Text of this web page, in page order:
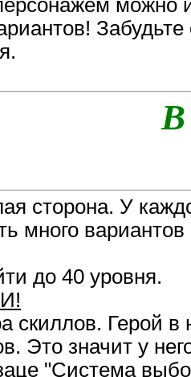
В
сторона. У
много
до 40 уровня.
скиллов. Герой в
Это значит у
"Система